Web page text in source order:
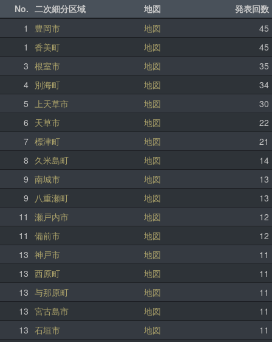
No. 二次細分区域 地図
発表回数
1
豊岡市 地図
45
1
香美町 地図
45
3 根室市 地図
35
4 別海町 地図
34
5 上天草市 地図
30
6 天草市 地図
22
7 標津町 地図
21
8 久米島町 地図
14
9 南城市 地図
13
9
八重瀬町 地図
13
11
瀬戸内市 地図
12
11
備前市 地図
12
13 神戸市 地図
11
13 西原町 地図
11
13 与那原町 地図
11
13 宮古島市 地図
11
13 石垣市 地図
11